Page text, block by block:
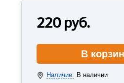
220руб.
В
Наличие: В наличии